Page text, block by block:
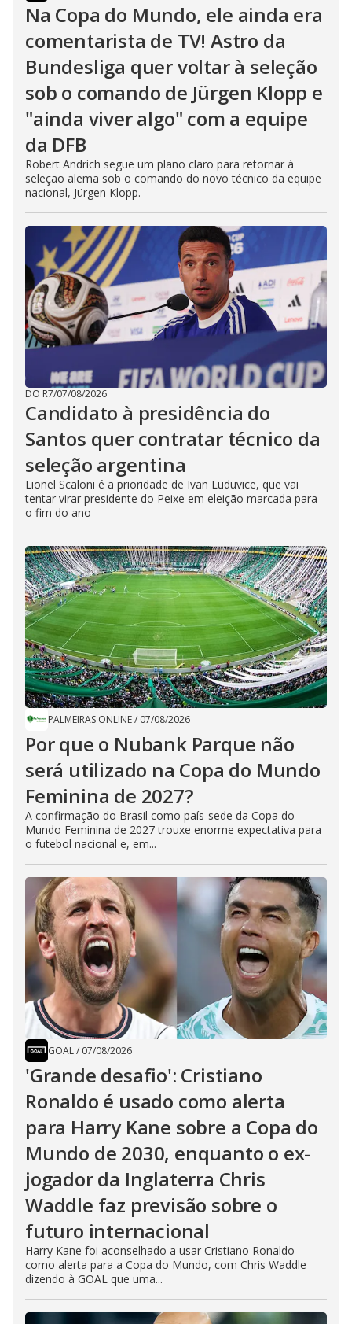
Na Copa do Mundo, ele ainda era
comentarista de TV! Astro da
Bundesliga quer voltar à seleção
sob o comando de Jürgen Klopp e
"ainda viver algo" com a equipe
da DFB
Robert Andrich segue um plano claro para retornar à
seleção alemã sob o comando do novo técnico da equipe
nacional, Jürgen Klopp.
DO R7/07/08/2026
Candidato à presidência do
Santos quer contratar técnico da
seleção argentina
Lionel Scaloni é a prioridade de Ivan Luduvice, que vai
tentar virar presidente do Peixe em eleição marcada para
o fim do ano
PALMEIRAS ONLINE/ 07/08/2026
Por que o Nubank Parque não
será utilizado na Copa do Mundo
Feminina de 2027?
A confirmação do Brasil como país-sede da Copa do
Mundo Feminina de 2027 trouxe enorme expectativa para
o futebol nacional e, em...
GOAL/ 07/08/2026
'Grande desafio': Cristiano
Ronaldo é usado como alerta
para Harry Kane sobre a Copa do
Mundo de 2030, enquanto o ex-
jogador da Inglaterra Chris
Waddle faz previsão sobre o
futuro internacional
Harry Kane foi aconselhado a usar Cristiano Ronaldo
como alerta para a Copa do Mundo, com Chris Waddle
dizendo à GOAL que uma...